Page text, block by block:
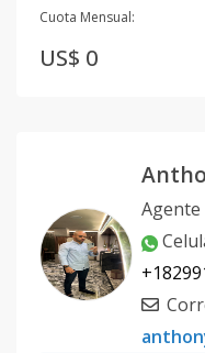
Cuota Mensual:
US$ 0